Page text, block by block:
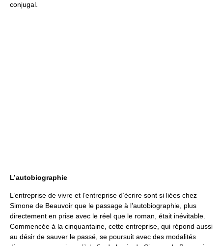
conjugal.
L’autobiographie
L’entreprise de vivre et l’entreprise d’écrire sont si liées chez
Simone de Beauvoir que le passage à l’autobiographie, plus
directement en prise avec le réel que le roman, était inévitable.
Commencée à la cinquantaine, cette entreprise, qui répond aussi
au désir de sauver le passé, se poursuit avec des modalités